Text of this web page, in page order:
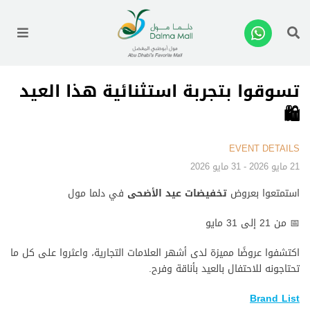
تسوقوا بتجربة استثنائية هذا العيد
🛍️
EVENT DETAILS
21 مايو 2026 - 31 مايو 2026
استمتعوا بعروض تخفيضات عيد الأضحى في دلما مول
📅 من 21 إلى 31 مايو
اكتشفوا عروضًا مميزة لدى أشهر العلامات التجارية، واعثروا على كل ما
تحتاجونه للاحتفال بالعيد بأناقة وفرح.
Brand List